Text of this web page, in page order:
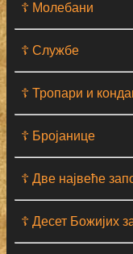
☦ Молебани
☦ Службе
☦ Тропари и
☦ Бројанице
☦ Две највеће
☦ Десет Божијих